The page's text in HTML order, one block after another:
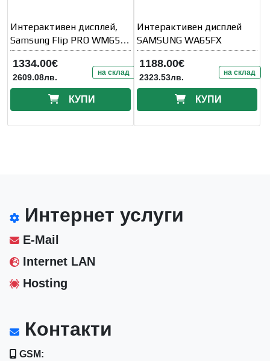
Интерактивен дисплей,
Samsung Flip PRO WM65B
65"
1334.00€
2609.08лв. на склад
КУПИ
Интерактивен дисплей
SAMSUNG WA65FX
1188.00€
2323.53лв. на склад
КУПИ
Интернет услуги
E-Mail
Internet LAN
Hosting
Контакти
GSM: